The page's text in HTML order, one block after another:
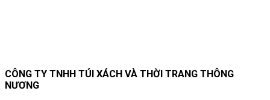
CÔNG TY TNHH TÚI XÁCH VÀ THỜI TRANG THÔNG
NƯƠNG